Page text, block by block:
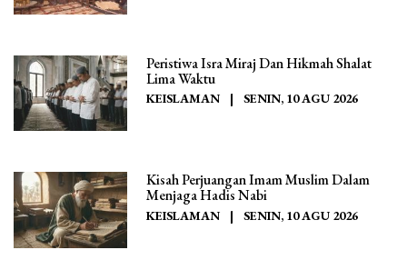
Peristiwa Isra Miraj Dan Hikmah Shalat
Lima Waktu
KEISLAMAN | SENIN, 10 AGU 2026
Kisah Perjuangan Imam Muslim Dalam
Menjaga Hadis Nabi
KEISLAMAN | SENIN, 10 AGU 2026